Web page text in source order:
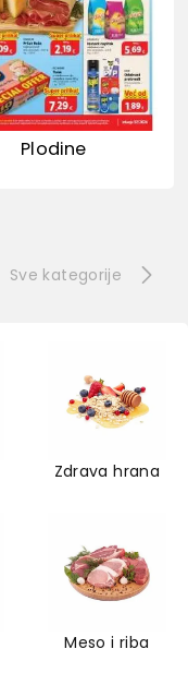
Plodine
Sve kategorije
Zdrava hrana
Meso i riba